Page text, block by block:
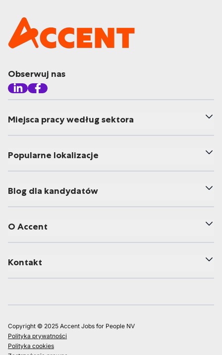
Obserwuj nas
Miejsca pracy według sektora
Popularne lokalizacje
Blog dla kandydatów
O Accent
Kontakt
Copyright © 2025 Accent Jobs for People NV
Polityka prywatności
Polityka cookies